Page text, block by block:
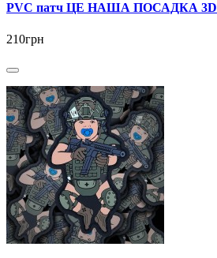
PVC патч ЦЕ НАША ПОСАДКА 3D
210грн